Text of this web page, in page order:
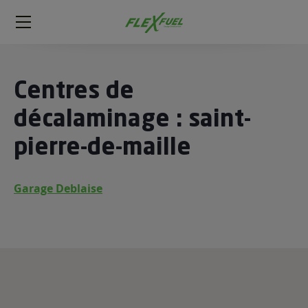
FlexFuel
Méga
Centres de
décalaminage : saint-
pierre-de-maille
Garage Deblaise